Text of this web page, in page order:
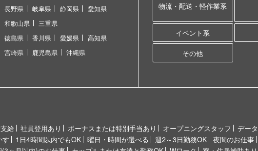
長野県 岐阜県 静岡県 愛知県
和歌山県 三重県
徳島県 香川県 愛媛県 高知県
宮崎県 鹿児島県 沖縄県
物流・配送・軽作業系
イベント系
その他
給 社員登用あり ボーナスまたは特別手当あり オープニングスタッフ デー
す 1日4時間以内でもOK 曜日・時間が選べる 週2～3日勤務OK 夜間のお仕事